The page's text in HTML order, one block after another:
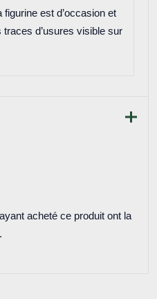
figurine est d’occasion et
traces d’usures visible sur
acheté ce produit ont la